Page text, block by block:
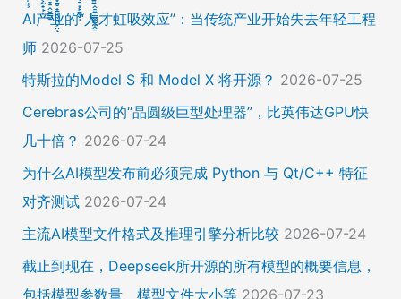
AI产业的“人才虹吸效应”：当传统产业开始失去年轻工程
师 2026-07-25
特斯拉的Model S 和 Model X 将开源？ 2026-07-25
Cerebras公司的“晶圆级巨型处理器”，比英伟达GPU快
几十倍？ 2026-07-24
为什么AI模型发布前必须完成 Python 与 Qt/C++ 特征
对齐测试 2026-07-24
主流AI模型文件格式及推理引擎分析比较 2026-07-24
截止到现在，Deepseek所开源的所有模型的概要信息，
包括模型参数量、模型文件大小等 2026-07-23